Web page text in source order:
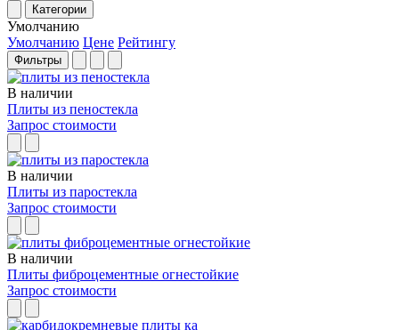
Категории
Умолчанию
Умолчанию Цене Рейтингу
Фильтры
В наличии
Плиты из пеностекла
Запрос стоимости
В наличии
Плиты из паростекла
Запрос стоимости
В наличии
Плиты фиброцементные огнестойкие
Запрос стоимости